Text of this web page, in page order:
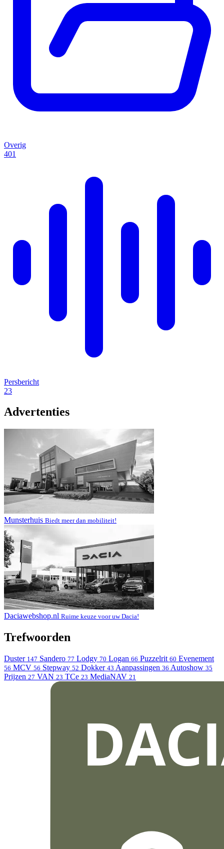
Overig
401
Persbericht
23
Advertenties
Munsterhuis Biedt meer dan mobiliteit!
Daciawebshop.nl Ruime keuze voor uw Dacia!
Trefwoorden
Duster 147 Sandero 77 Lodgy 70 Logan 66 Puzzelrit 60 Evenement
56 MCV 56 Stepway 52 Dokker 43 Aanpassingen 36 Autoshow 35
Prijzen 27 VAN 23 TCe 23 MediaNAV 21